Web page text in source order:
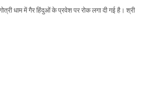
धाम में गैर हिंदुओं के प्रवेश पर रोक लगा दी गई है। श्री